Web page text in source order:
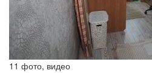
11 фото, видео